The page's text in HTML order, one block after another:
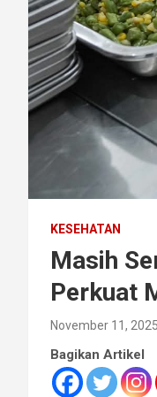
KESEHATAN
Masih
Perkuat
November 11, 2025
Bagikan Artikel